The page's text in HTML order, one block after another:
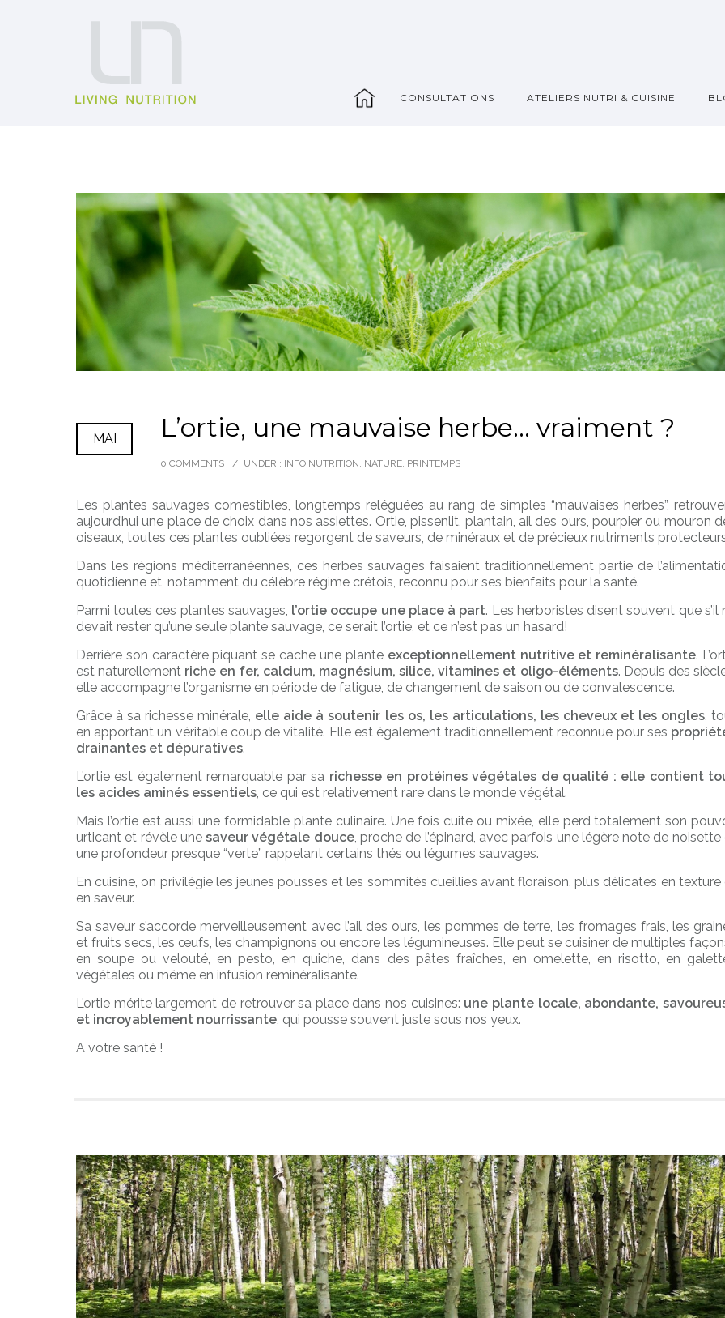
_ CONSULTATIONS ATELIERS NUTRI & CUISINE
MAI L’ortie, une mauvaise herbe… vraiment ?
0 COMMENTS / UNDER : INFO NUTRITION, NATURE, PRINTEMPS
Les plantes sauvages comestibles, longtemps reléguées au rang de simples “mauvaises herbes”,
aujourd’hui une place de choix dans nos assiettes. Ortie, pissenlit, plantain, ail des ours, pourpier ou mouron
oiseaux, toutes ces plantes oubliées regorgent de saveurs, de minéraux et de précieux nutriments
Dans les régions méditerranéennes, ces herbes sauvages faisaient traditionnellement partie de
quotidienne et, notamment du célèbre régime crétois, reconnu pour ses bienfaits pour la santé.
Parmi toutes ces plantes sauvages, l’ortie occupe une place à part. Les herboristes disent souvent que s’il
devait rester qu’une seule plante sauvage, ce serait l’ortie, et ce n’est pas un hasard!
Derrière son caractère piquant se cache une plante exceptionnellement nutritive et reminéralisante.
est naturellement riche en fer, calcium, magnésium, silice, vitamines et oligo-éléments. Depuis des
elle accompagne l’organisme en période de fatigue, de changement de saison ou de convalescence.
Grâce à sa richesse minérale, elle aide à soutenir les os, les articulations, les cheveux et les ongles,
en apportant un véritable coup de vitalité. Elle est également traditionnellement reconnue pour ses
drainantes et dépuratives.
L’ortie est également remarquable par sa richesse en protéines végétales de qualité : elle contient
les acides aminés essentiels, ce qui est relativement rare dans le monde végétal.
Mais l’ortie est aussi une formidable plante culinaire. Une fois cuite ou mixée, elle perd totalement son
urticant et révèle unesaveur végétale douce, proche de l’épinard, avec parfois une légère note de noisette
une profondeur presque “verte” rappelant certains thés ou légumes sauvages.
En cuisine, on privilégie les jeunes pousses et les sommités cueillies avant floraison, plus délicates en texture
en saveur.
Sa saveur s’accorde merveilleusement avec l’ail des ours, les pommes de terre, les fromages frais, les
et fruits secs, les œufs, les champignons ou encore les légumineuses. Elle peut se cuisiner de multiples
en soupe ou velouté, en pesto, en quiche, dans des pâtes fraîches, en omelette, en risotto, en
végétales ou même en infusion reminéralisante.
L’ortie mérite largement de retrouver sa place dans nos cuisines: une plante locale, abondante,
et incroyablement nourrissante, qui pousse souvent juste sous nos yeux.
A votre santé !